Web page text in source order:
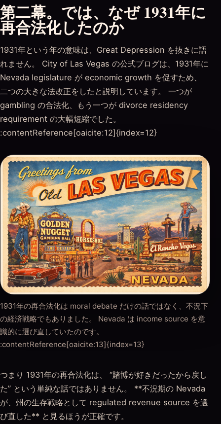
第二幕。では、なぜ 1931年に
再合法化したのか
1931年という年の意味は、Great Depression を抜きに語
れません。 City of Las Vegas の公式ブログは、1931年に
Nevada legislature が economic growth を促すため、
二つの大きな法改正をしたと説明しています。 一つが
gambling の合法化、もう一つが divorce residency
requirement の大幅短縮でした。
:contentReference[oaicite:12]{index=12}
1931年の再合法化は moral debate だけの話ではなく、不況下
の経済戦略でもありました。 Nevada は income source を意
識的に選び直していたのです。
:contentReference[oaicite:13]{index=13}
つまり 1931年の再合法化は、 “賭博が好きだったから戻し
た” という単純な話ではありません。 **不況期の Nevada
が、州の生存戦略として regulated revenue source を選
び直した** と見るほうが正確です。